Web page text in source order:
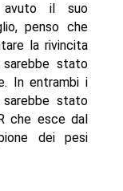
avuto il suo
penso che
la rivincita
sarebbe stato
In entrambi i
stato
che esce dal
dei pesi